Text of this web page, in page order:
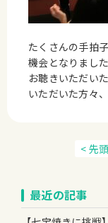
たくさんの手拍
機会となりました
お聴きいただい
いただいた方々
< 先頭
最近の記事